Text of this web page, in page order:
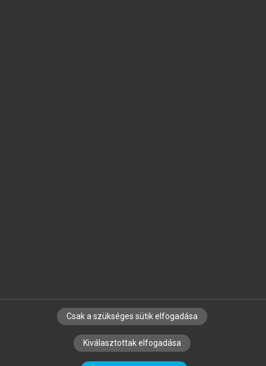
SZERZŐKNEK CÉGEKNEK KÖNYVTÁROSOKNAK
SZERKESZTÉSI ÉS LEKTORÁLÁSI ALAPELVEK
Csak a szükséges sütik elfogadása
Kiválasztottak elfogadása